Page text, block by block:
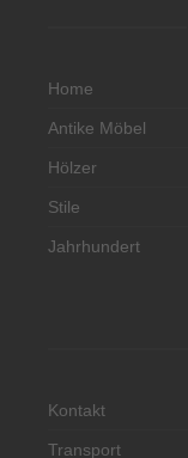
Home
Antike Möbel
Hölzer
Stile
Jahrhundert
Kontakt
Transport